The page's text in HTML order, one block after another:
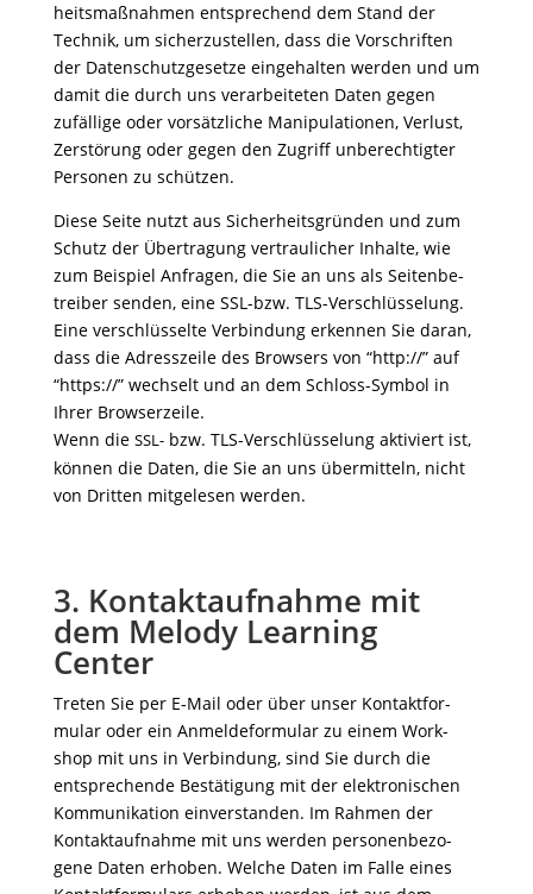
heits­maß­nahmen entspre­chend dem Stand der
Technik, um sicher­zu­stellen, dass die Vorschriften
der Daten­schutz­ge­setze einge­halten werden und um
damit die durch uns verar­bei­teten Daten gegen
zufäl­lige oder vorsätz­liche Mani­pu­la­tionen, Verlust,
Zerstö­rung oder gegen den Zugriff unbe­rech­tigter
Personen zu schützen.
Diese Seite nutzt aus Sicher­heits­gründen und zum
Schutz der Über­tra­gung vertrau­li­cher Inhalte, wie
zum Beispiel Anfragen, die Sie an uns als Seiten­be­
treiber senden, eine SSL-bzw. TLS-Verschlüs­se­lung.
Eine verschlüs­selte Verbin­dung erkennen Sie daran,
dass die Adress­zeile des Brow­sers von “http://” auf
“https://” wech­selt und an dem Schloss-Symbol in
Ihrer Brow­ser­zeile.
Wenn die SSL-bzw. TLS-Verschlüs­se­lung akti­viert ist,
können die Daten, die Sie an uns über­mit­teln, nicht
von Dritten mitge­lesen werden.
3. Kontaktaufnahme mit
dem Melody Learning
Center
Treten Sie per E‑Mail oder über unser Kontakt­for­
mular oder ein Anmel­de­for­mular zu einem Work­
shop mit uns in Verbin­dung, sind Sie durch die
entspre­chende Bestä­ti­gung mit der elek­tro­ni­schen
Kommu­ni­ka­tion einver­standen. Im Rahmen der
Kontakt­auf­nahme mit uns werden perso­nen­be­zo­
gene Daten erhoben. Welche Daten im Falle eines